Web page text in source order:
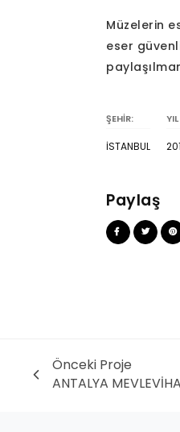
Müzelerin
eser
ŞEHİR:
İSTANBUL
YIL
Paylaş
Önceki Proje
ANTALYA